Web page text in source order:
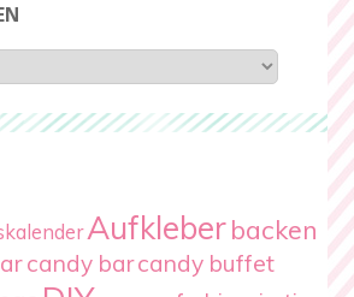
Aufkleberbacken
candy barcandy buffet